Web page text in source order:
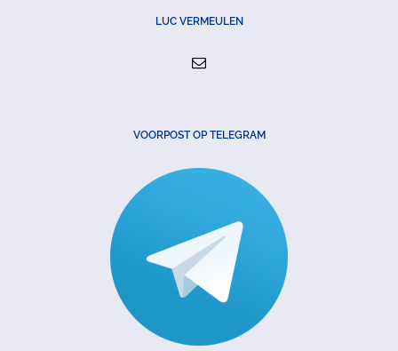
LUC VERMEULEN
VOORPOST OP TELEGRAM